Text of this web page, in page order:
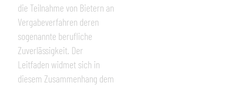
die Teilnahme von Bietern an
Vergabeverfahren deren
sogenannte berufliche
Zuverlässigkeit. Der
Leitfaden widmet sich in
diesem Zusammenhang dem